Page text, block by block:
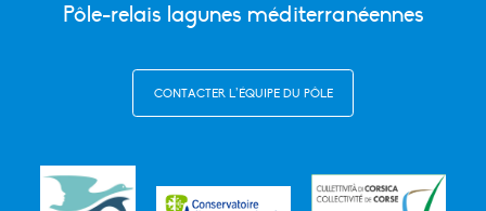
Pôle-relais lagunes méditerranéennes
CONTACTER L’ÉQUIPE DU PÔLE